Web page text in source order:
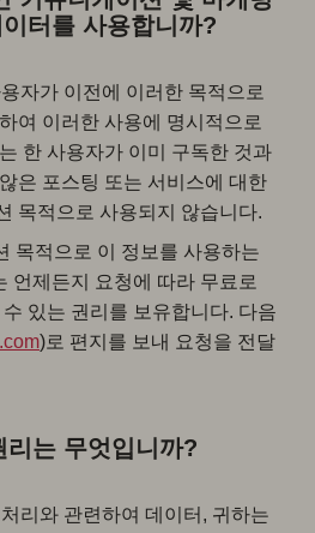
터를 사용합니까?
자가 이전에 이러한 목적으로
여 이러한 사용에 명시적으로
한 사용자가 이미 구독한 것과
은 포스팅 또는 서비스에 대한
목적으로 사용되지 않습니다.
목적으로 이 정보를 사용하는
언제든지 요청에 따라 무료로
있는 권리를 보유합니다. 다음
)로 편지를 보내 요청을 전달
는 무엇입니까?
리와 관련하여 데이터, 귀하는